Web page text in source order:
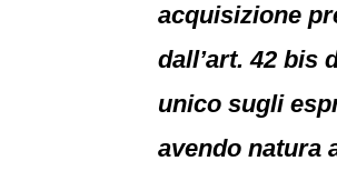
acquisizione
dall’art. 42 bis
unico sugli
avendo natura